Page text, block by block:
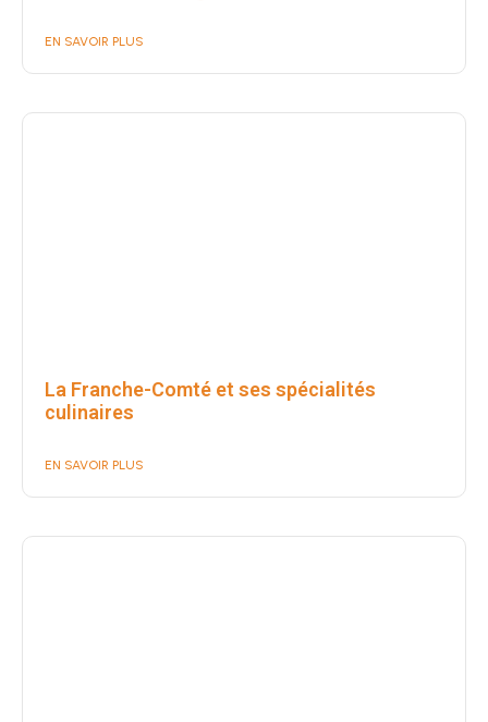
EN SAVOIR PLUS
La Franche-Comté et ses spécialités
culinaires
EN SAVOIR PLUS